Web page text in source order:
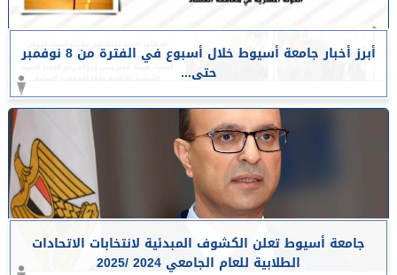
أبرز أخبار جامعة أسيوط خلال أسبوع في الفترة من 8 نوفمبر
حتى...
جامعة أسيوط تعلن الكشوف المبدئية لانتخابات الاتحادات
الطلابية للعام الجامعي 2024 /2025